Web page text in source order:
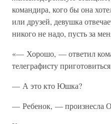
командира, кого бы она
или друзей, девушка
никого не надо, пусть за
«— Хорошо, — ответил
телеграфисту
— А это кто Юшка?
— Ребенок, — произнесла